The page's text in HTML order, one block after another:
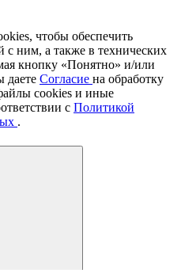
чтобы обеспечить
с ним, а также в технических
кнопку «Понятно» и/или
даете Согласие на обработку
cookies и иные
с Политикой
.